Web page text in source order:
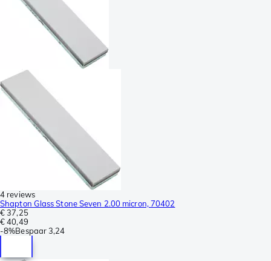
4 reviews
Shapton Glass Stone Seven 2.00 micron, 70402
€ 37,25
€ 40,49
-8%Bespaar3,24